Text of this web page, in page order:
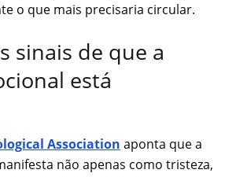
o que mais precisaria circular.
sinais de que a
está
Association aponta que a
não apenas como tristeza,